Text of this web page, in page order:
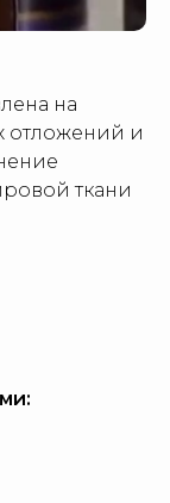
на
отложений и
ткани